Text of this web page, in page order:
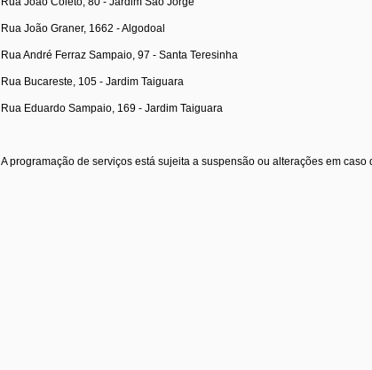
Rua João Graner, 1662 - Algodoal
Rua André Ferraz Sampaio, 97 - Santa Teresinha
Rua Bucareste, 105 - Jardim Taiguara
Rua Eduardo Sampaio, 169 - Jardim Taiguara
A programação de serviços está sujeita a suspensão ou alterações em caso